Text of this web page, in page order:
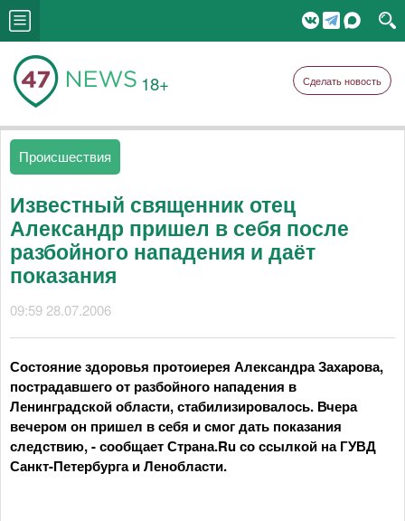
18+ Сделать новость
Происшествия
Известный священник отец
Александр пришел в себя после
разбойного нападения и даёт
показания
09:59 28.07.2006
Состояние здоровья протоиерея Александра Захарова,
пострадавшего от разбойного нападения в
Ленинградской области, стабилизировалось. Вчера
вечером он пришел в себя и смог дать показания
следствию, - сообщает Страна.Ru со ссылкой на ГУВД
Санкт-Петербурга и Ленобласти.